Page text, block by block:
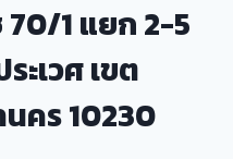
1 แยก 2-5
เวศ เขต
นคร 10230